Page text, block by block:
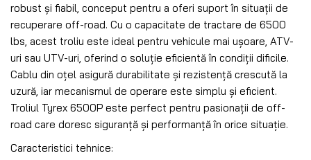
robust și fiabil, conceput pentru a oferi suport în situații de
recuperare off-road. Cu o capacitate de tractare de 6500
lbs, acest troliu este ideal pentru vehicule mai ușoare, ATV-
uri sau UTV-uri, oferind o soluție eficientă în condiții dificile.
Cablu din oțel asigură durabilitate și rezistență crescută la
uzură, iar mecanismul de operare este simplu și eficient.
Troliul Tyrex 6500P este perfect pentru pasionații de off-
road care doresc siguranță și performanță în orice situație.
Caracteristici tehnice: